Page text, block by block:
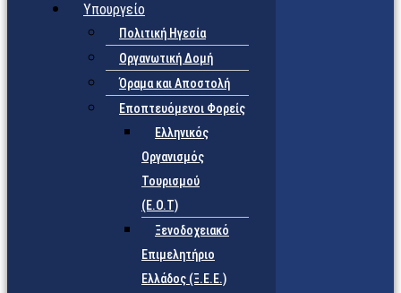
Υπουργείο
Πολιτική Ηγεσία
Οργανωτική Δομή
Όραμα και Αποστολή
Εποπτευόμενοι Φορείς
Eλληνικός
Οργανισμός
Τουρισμού
(Ε.Ο.Τ)
Ξενοδοχειακό
Επιμελητήριο
Ελλάδος (Ξ.Ε.Ε.)